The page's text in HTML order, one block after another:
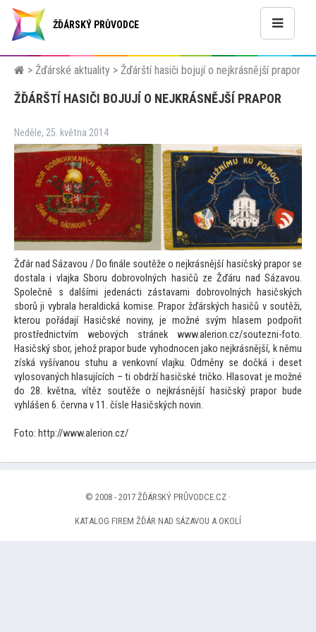
ŽĎÁRSKÝ PRŮVODCE
> Žďárské aktuality > Žďárští hasiči bojují o nejkrásnější prapor
ŽĎÁRŠTÍ HASIČI BOJUJÍ O NEJKRÁSNĚJŠÍ PRAPOR
Neděle, 25. května 2014
Žďár nad Sázavou / Do finále soutěže o nejkrásnější hasičský prapor se
dostala i vlajka Sboru dobrovolných hasičů ze Žďáru nad Sázavou.
Společně s dalšími jedenácti zástavami dobrovolných hasičských
sborů ji vybrala heraldická komise. Prapor žďárských hasičů v soutěži,
kterou pořádají Hasičské noviny, je možné svým hlasem podpořit
prostřednictvím webových stránek www.alerion.cz/soutezni-foto.
Hasičský sbor, jehož prapor bude vyhodnocen jako nejkrásnější, k němu
získá vyšívanou stuhu a venkovní vlajku. Odměny se dočká i deset
vylosovaných hlasujících – ti obdrží hasičské tričko. Hlasovat je možné
do 28. května, vítěz soutěže o nejkrásnější hasičský prapor bude
vyhlášen 6. června v 11. čísle Hasičských novin.
Foto: http://www.alerion.cz/
© 2008 - 2017 ŽĎÁRSKÝ PRŮVODCE.CZ ·
KATALOG FIREM ŽĎÁR NAD SÁZAVOU A OKOLÍ